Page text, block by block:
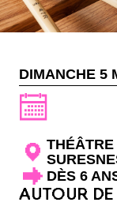
DIMANCHE 5
THÉÂTRE
DÈS 6
AUTOUR DE